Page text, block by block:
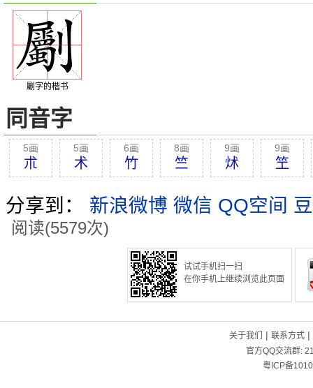
劚字的楷书
同音字
5画
朮
5画
术
6画
竹
8画
竺
9画
炢
9画
笁
分享到： 新浪微博 微信 QQ空间
阅读(5579次)
试试手机扫一扫
在你手机上继续浏览此页面
关于我们 | 联系方式|
官方QQ交流群:
粤ICP备